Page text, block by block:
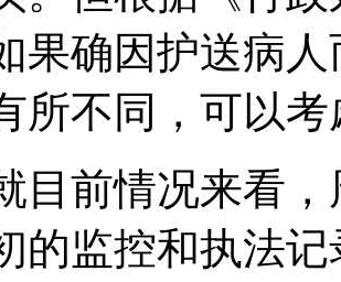
果确因护送病
所不同，可以
前情况来看，
的监控和执法